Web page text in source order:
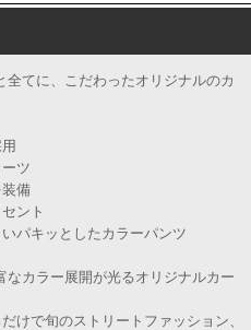
てに、こだわったオリジナルのカ
ツ
備
ント
パキッとしたカラーパンツ
カラー展開が光るオリジナルカー
けで旬のストリートファッション、